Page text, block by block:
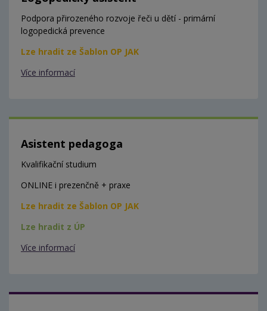
Podpora přirozeného rozvoje řeči u dětí - primární
logopedická prevence
Lze hradit ze Šablon OP JAK
Více informací
Asistent pedagoga
Kvalifikační studium
ONLINE i prezenčně + praxe
Lze hradit ze Šablon OP JAK
Lze hradit z ÚP
Více informací